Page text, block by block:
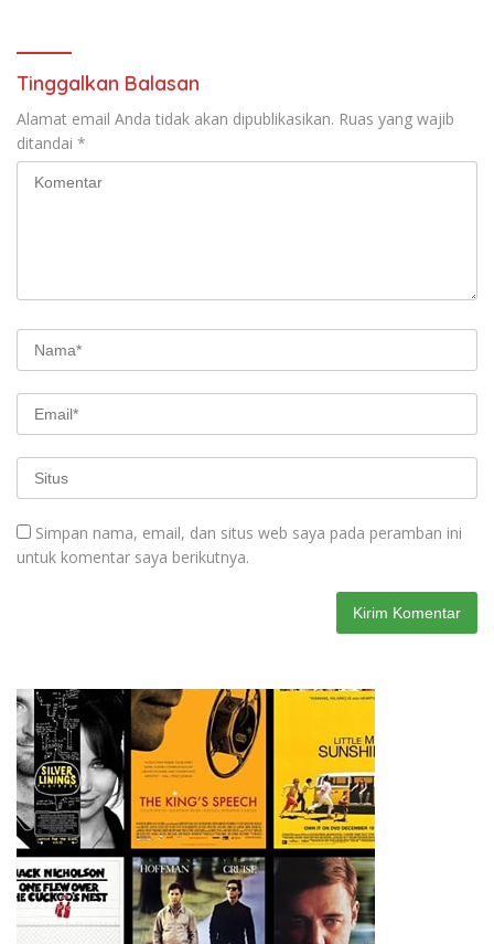
Tinggalkan Balasan
Alamat email Anda tidak akan dipublikasikan. Ruas yang wajib
ditandai *
Simpan nama, email, dan situs web saya pada peramban ini
untuk komentar saya berikutnya.